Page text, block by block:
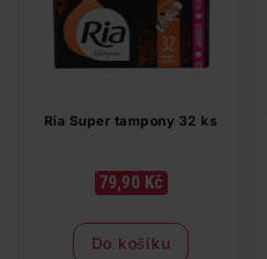
Ria Super tampony 32 ks
79,90 Kč
Do košíku